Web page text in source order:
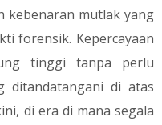
kebenaran mutlak yang
forensik. Kepercayaan
tinggi tanpa perlu
ditandatangani di atas
di era di mana segala